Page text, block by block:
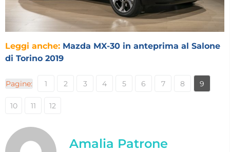
Leggi anche: Mazda MX-30 in anteprima al Salone
di Torino 2019
Pagine: 1 2 3 4 5 6 7 8 9
10 11 12
Amalia Patrone